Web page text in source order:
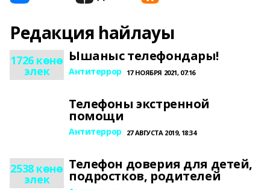
Редакция һайлауы
1726 көнө
элек
Ышаныс телефондары!
Антитеррор 17 НОЯБРЯ 2021, 07:16
Телефоны экстренной
помощи
Антитеррор 27 АВГУСТА 2019, 18:34
2538 көнө
элек
Телефон доверия для детей,
подростков, родителей